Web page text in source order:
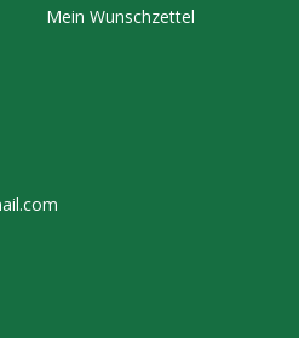
Mein Wunschzettel